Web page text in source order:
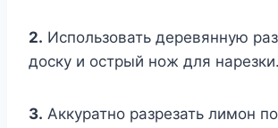
2. Использовать деревянную
доску и острый нож для нарезки.
3. Аккуратно разрезать лимон